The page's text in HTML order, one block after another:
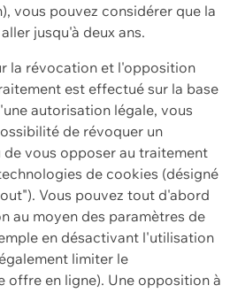
vous pouvez considérer que la
jusqu'à deux ans.
la révocation et l'opposition
est effectué sur la base
autorisation légale, vous
de révoquer un
vous opposer au traitement
de cookies (désigné
Vous pouvez tout d'abord
au moyen des paramètres de
en désactivant l'utilisation
limiter le
offre en ligne). Une opposition à